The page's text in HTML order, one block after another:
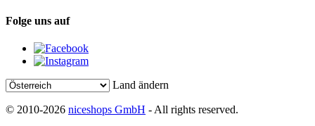
Folge uns auf
Land ändern
© 2010-2026 niceshops GmbH - All rights reserved.